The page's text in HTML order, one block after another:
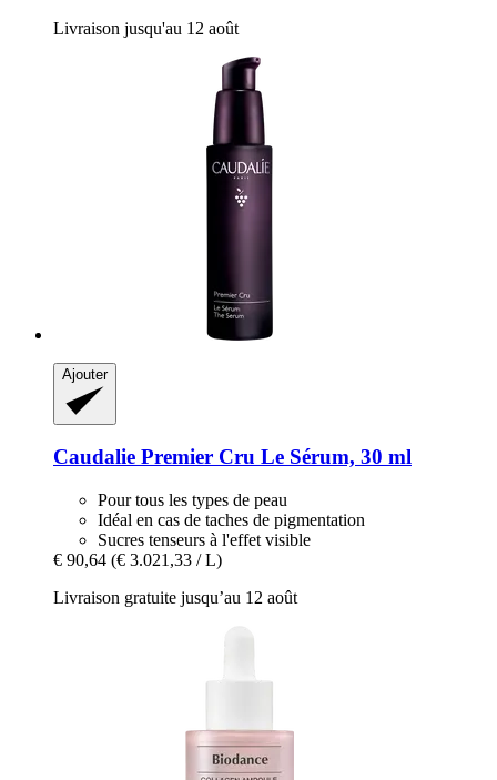
Livraison jusqu'au 12 août
Ajouter
Caudalie Premier Cru Le Sérum, 30 ml
Pour tous les types de peau
Idéal en cas de taches de pigmentation
Sucres tenseurs à l'effet visible
€ 90,64 (€ 3.021,33 / L)
Livraison gratuite jusqu’au 12 août